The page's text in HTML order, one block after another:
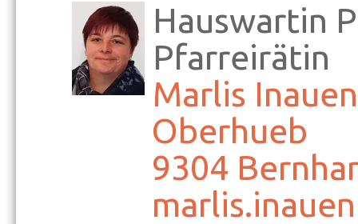
Hauswartin
Pfarreirätin
Marlis Inauen
Oberhueb
9304